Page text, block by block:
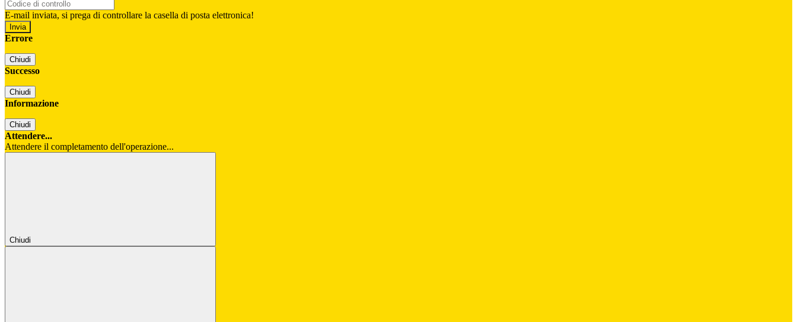
E-mail inviata, si prega di controllare la casella di posta elettronica!
Errore
Chiudi
Successo
Chiudi
Informazione
Chiudi
Attendere...
Attendere il completamento dell'operazione...
Chiudi